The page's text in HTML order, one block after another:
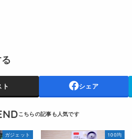
ト シェア
ガジェット 100均